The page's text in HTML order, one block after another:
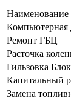
Наименование
Компьютерная
Ремонт ГБЦ
Расточка
Гильзовка
Капитальный
Замена